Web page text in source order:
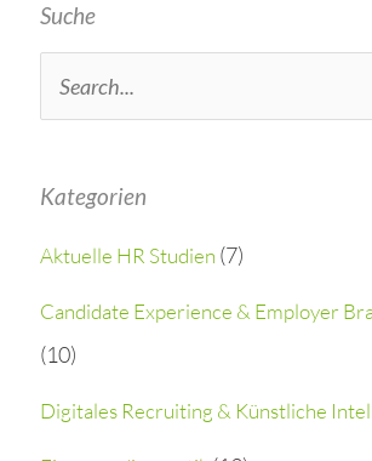
Suche
c
h
f
o
Kategorien
Aktuelle HR Studien (7)
Candidate Experience & Employer
(10)
Digitales Recruiting & Künstliche